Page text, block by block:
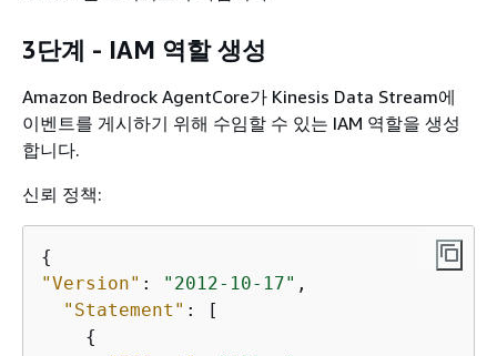
3단계 - IAM 역할 생성
Amazon Bedrock AgentCore가 Kinesis Data Stream에
이벤트를 게시하기 위해 수임할 수 있는 IAM 역할을 생성
합니다.
신뢰 정책:
{
"Version" : "2012-10-17" ,
"Statement" : [
{